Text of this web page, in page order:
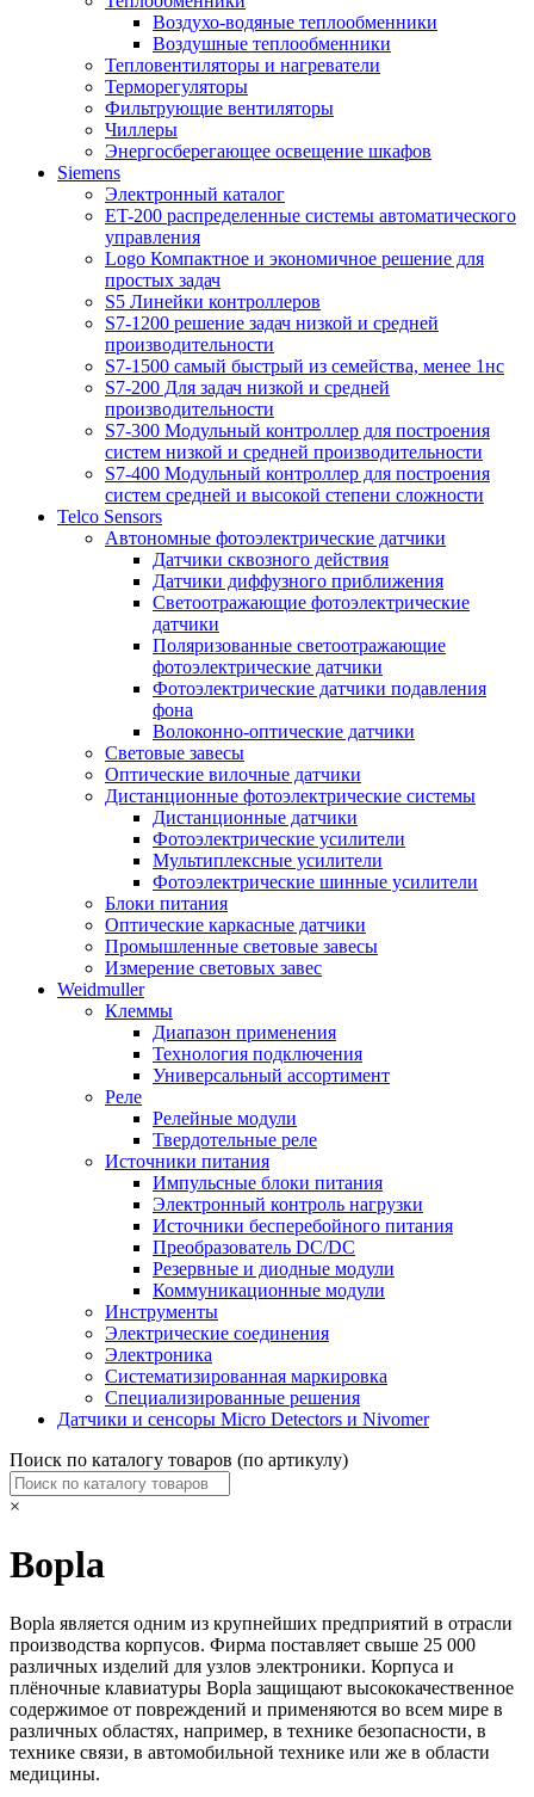
Воздухо-водяные теплообменники
Воздушные теплообменники
Тепловентиляторы и нагреватели
Терморегуляторы
Фильтрующие вентиляторы
Чиллеры
Энергосберегающее освещение шкафов
Siemens
Электронный каталог
ET-200 распределенные системы автоматического
управления
Logo Компактное и экономичное решение для
простых задач
S5 Линейки контроллеров
S7-1200 решение задач низкой и средней
производительности
S7-1500 самый быстрый из семейства, менее 1нс
S7-200 Для задач низкой и средней
производительности
S7-300 Модульный контроллер для построения
систем низкой и средней производительности
S7-400 Модульный контроллер для построения
систем средней и высокой степени сложности
Telco Sensors
Автономные фотоэлектрические датчики
Датчики сквозного действия
Датчики диффузного приближения
Светоотражающие фотоэлектрические
датчики
Поляризованные светоотражающие
фотоэлектрические датчики
Фотоэлектрические датчики подавления
фона
Волоконно-оптические датчики
Световые завесы
Оптические вилочные датчики
Дистанционные фотоэлектрические системы
Дистанционные датчики
Фотоэлектрические усилители
Мультиплексные усилители
Фотоэлектрические шинные усилители
Блоки питания
Оптические каркасные датчики
Промышленные световые завесы
Измерение световых завес
Weidmuller
Клеммы
Диапазон применения
Технология подключения
Универсальный ассортимент
Реле
Релейные модули
Твердотельные реле
Источники питания
Импульсные блоки питания
Электронный контроль нагрузки
Источники бесперебойного питания
Преобразователь DC/DC
Резервные и диодные модули
Коммуникационные модули
Инструменты
Электрические соединения
Электроника
Систематизированная маркировка
Специализированные решения
Датчики и сенсоры Micro Detectors и Nivomer
Поиск по каталогу товаров (по артикулу)
×
Bopla
Bopla является одним из крупнейших предприятий в отрасли
производства корпусов. Фирма поставляет свыше 25 000
различных изделий для узлов электроники. Корпуса и
плёночные клавиатуры Bopla защищают высококачественное
содержимое от повреждений и применяются во всем мире в
различных областях, например, в технике безопасности, в
технике связи, в автомобильной технике или же в области
медицины.